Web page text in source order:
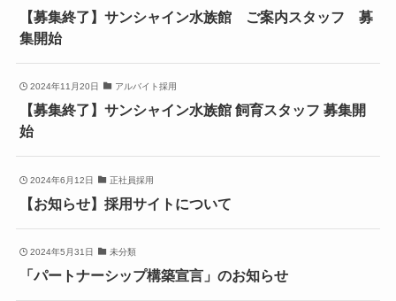
【募集終了】サンシャイン水族館 ご案内スタッフ 募
集開始
2024年11月20日 アルバイト採用
【募集終了】サンシャイン水族館 飼育スタッフ 募集開
始
2024年6月12日 正社員採用
【お知らせ】採用サイトについて
2024年5月31日 未分類
「パートナーシップ構築宣言」のお知らせ